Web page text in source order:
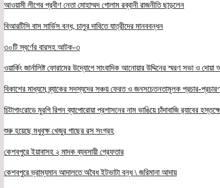
আওয়ামী লীগের প্রবীণ নেতা মোহাম্মদ গোলাম রব্বানী রাজনীতি ছাড়লেন
বিআরটিসি বাস সার্ভিস বন্ধ, চালুর দাবিতে যাত্রীদের মানববন্ধন
৩০টি স্বর্ণের বারসহ আটক-৩
ওয়ার্কিং জার্নালিষ্ট ফোরামের উদ্যোগে সাংবাদিক আনোয়ার উদ্দিনের স্মরণ সভা ও দোয়া
বিকাশের মাধ্যমে ব্র্যাকের সদস্যদের সঞ্চয় ফেরত ও জনসচেতনতামূলক প্রচার-
চিটাগাংরোডে মুরগি রিপন ব্যাপোরোয়া প্রশাসনের নাম ভাঙিয়ে চাঁদাবাজি র‌্যাবের
শুরু হয়েছে মধুবৃক্ষ খেজুর গাছের রস সংগ্রহ
কেশবপুরে ইয়াবাসহ ২ মাদক ব্যবসায়ী গ্রেফতার
কেশবপুরে ভ্রাম্যমান আদালতে অবৈধ ইটভাটা বন্ধ \ জরিমানা আদায়